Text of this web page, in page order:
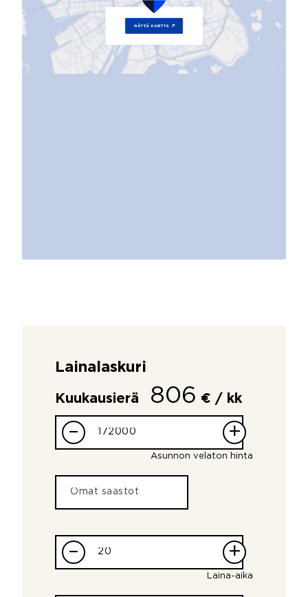
Lainalaskuri
Kuukausierä 806 € / kk
– +
Asunnon velaton hinta
– +
Laina-aika